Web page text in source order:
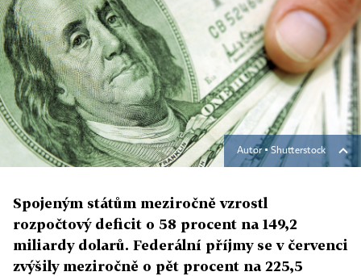
Autor ▪Shutterstock
Spojeným státům meziročně vzrostl
rozpočtový deficit o 58 procent na 149,2
miliardy dolarů. Federální příjmy se v červenci
zvýšily meziročně o pět procent na 225,5